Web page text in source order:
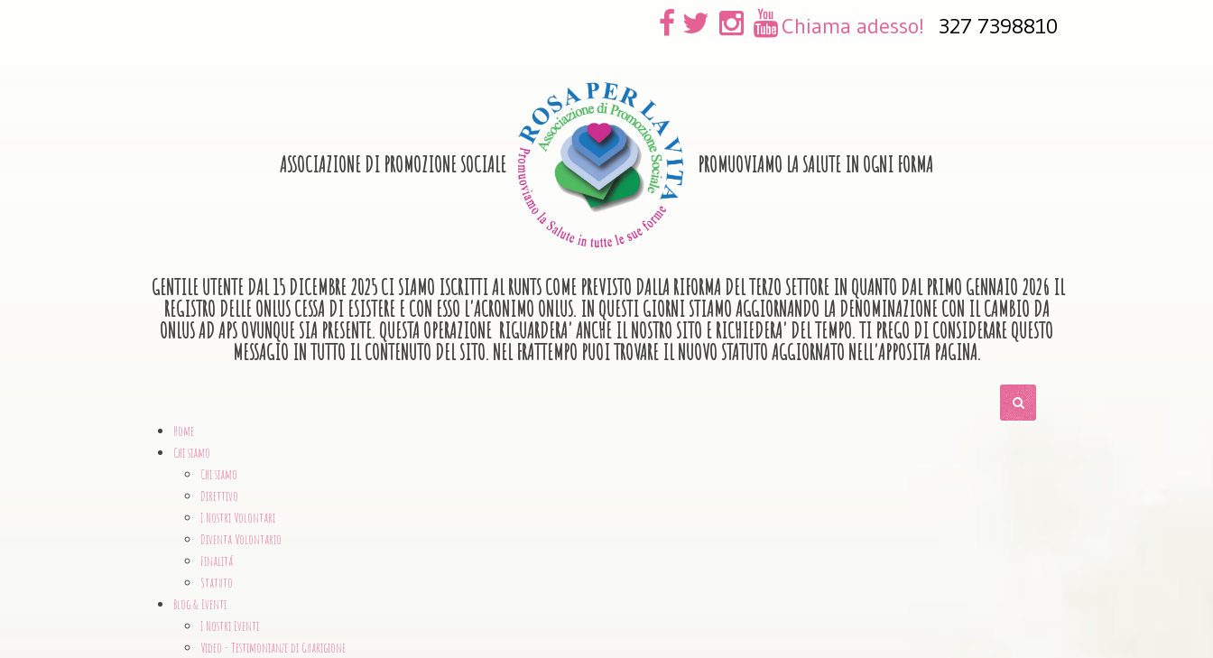
Chiama adesso! 327 7398810
ASSOCIAZIONE DI PROMOZIONE SOCIALE PROMUOVIAMO LA SALUTE IN OGNI FORMA
GENTILE UTENTE DAL 15 DICEMBRE 2025 CI SIAMO ISCRITTI AL RUNTS COME PREVISTO DALLA RIFORMA DEL TERZO SETTORE IN QUANTO DAL PRIMO GENNAIO 2026 IL
REGISTRO DELLE ONLUS CESSA DI ESISTERE E CON ESSO L'ACRONIMO ONLUS. IN QUESTI GIORNI STIAMO AGGIORNANDO LA DENOMINAZIONE CON IL CAMBIO DA
ONLUS AD APS OVUNQUE SIA PRESENTE. QUESTA OPERAZIONE RIGUARDERA' ANCHE IL NOSTRO SITO E RICHIEDERA' DEL TEMPO. TI PREGO DI CONSIDERARE QUESTO
MESSAGIO IN TUTTO IL CONTENUTO DEL SITO. NEL FRATTEMPO PUOI TROVARE IL NUOVO STATUTO AGGIORNATO NELL'APPOSITA PAGINA.
Home
Chi siamo
Chi siamo
Direttivo
I Nostri Volontari
Diventa Volontario
Finalitá
Statuto
Blog & Eventi
I Nostri Eventi
Video - Testimonianze di Guarigione